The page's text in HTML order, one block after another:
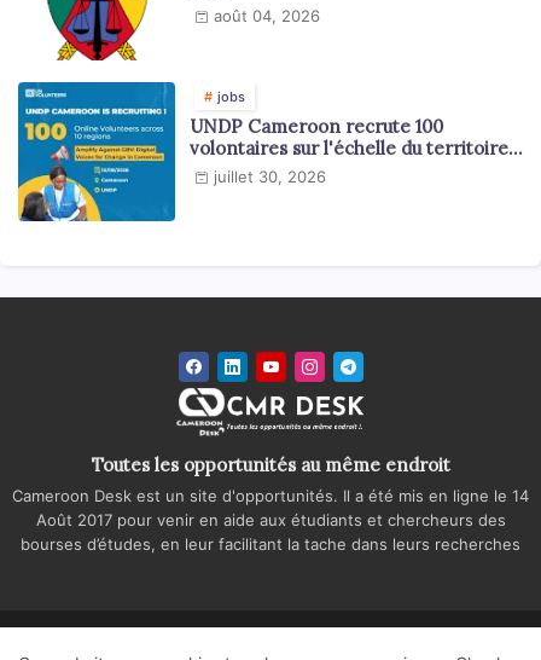
août 04, 2026
jobs
UNDP Cameroon recrute 100
volontaires sur l'échelle du territoire
national
juillet 30, 2026
Toutes les opportunités au même endroit
Cameroon Desk est un site d'opportunités. Il a été mis en ligne le 14
Août 2017 pour venir en aide aux étudiants et chercheurs des
bourses d’études, en leur facilitant la tache dans leurs recherches